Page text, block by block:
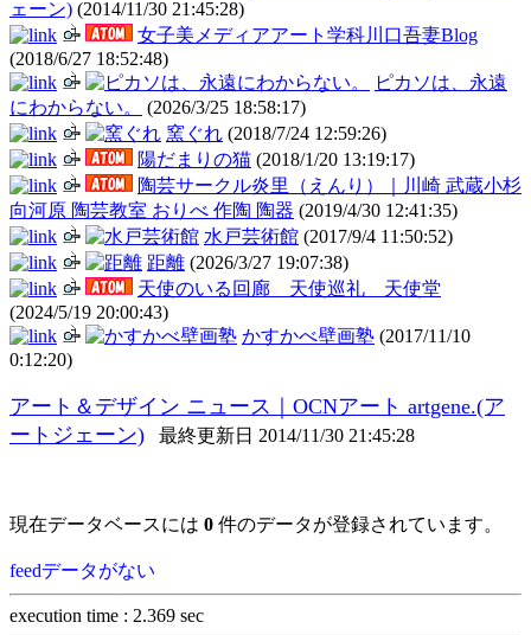
ェーン) (2014/11/30 21:45:28)
女子美メディアアート学科川口吾妻Blog
(2018/6/27 18:52:48)
ピカソは、永遠
にわからない。
(2026/3/25 18:58:17)
窯ぐれ (2018/7/24 12:59:26)
陽だまりの猫 (2018/1/20 13:19:17)
陶芸サークル炎里（えんり）｜川崎 武蔵小杉
向河原 陶芸教室 おりべ 作陶 陶器 (2019/4/30 12:41:35)
水戸芸術館 (2017/9/4 11:50:52)
距離 (2026/3/27 19:07:38)
天使のいる回廊 天使巡礼 天使堂
(2024/5/19 20:00:43)
かすかべ壁画塾 (2017/11/10
0:12:20)
アート＆デザイン ニュース｜OCNアート artgene.(ア
ートジェーン) 最終更新日 2014/11/30 21:45:28
現在データベースには 0 件のデータが登録されています。
feedデータがない
execution time : 2.369 sec